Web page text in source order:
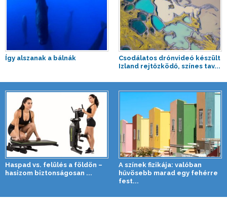
Így alszanak a bálnák
Csodálatos drónvideó készült
Izland rejtőzködő, színes tav...
Haspad vs. felülés a földön –
hasizom biztonságosan ...
A színek fizikája: valóban
hűvösebb marad egy fehérre
fest...